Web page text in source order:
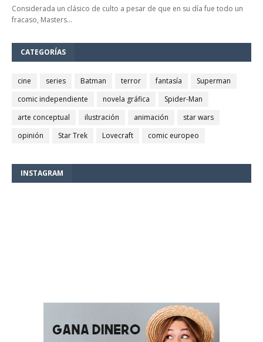
Considerada un clásico de culto a pesar de que en su día fue todo un
fracaso, Masters…
CATEGORÍAS
cine series Batman terror fantasía
Superman
comic independiente
novela gráfica
Spider-Man
arte conceptual
ilustración animación
star wars
opinión
Star Trek Lovecraft comic europeo
INSTAGRAM